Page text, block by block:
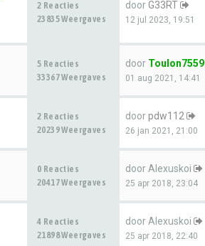
2 Reacties
23835 Weergaves
doorG33RT
12 jul 2023, 19:51
5 Reacties
33367 Weergaves
door Toulon7559
01 aug 2021, 14:41
2 Reacties
20239 Weergaves
doorpdw112
26 jan 2021, 21:00
0 Reacties
20417 Weergaves
door Alexuskoi
25 apr 2018, 23:04
4 Reacties
21898 Weergaves
door Alexuskoi
25 apr 2018, 22:40